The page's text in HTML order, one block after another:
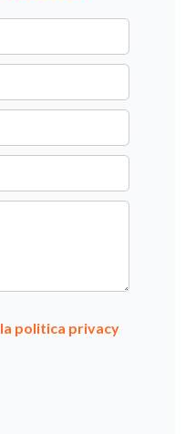
la politica privacy